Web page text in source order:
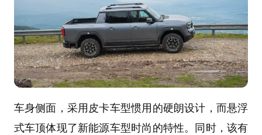
车身侧面，采用皮卡车型惯用的硬朗设计，而悬浮
式车顶体现了新能源车型时尚的特性。同时，该有